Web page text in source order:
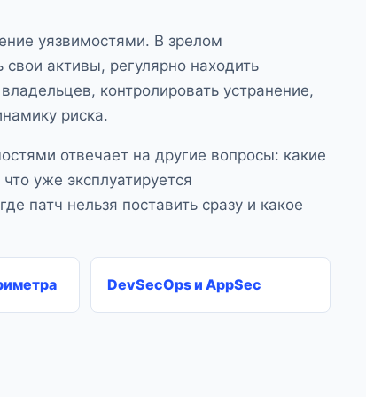
уязвимостями. В зрелом
активы, регулярно находить
контролировать устранение,
риска.
отвечает на другие вопросы: какие
уже эксплуатируется
патч нельзя поставить сразу и какое
DevSecOps и AppSec